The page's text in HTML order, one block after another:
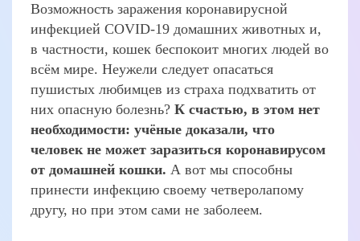
Возможность заражения коронавирусной
инфекцией COVID-19 домашних животных и,
в частности, кошек беспокоит многих людей во
всём мире. Неужели следует опасаться
пушистых любимцев из страха подхватить от
них опасную болезнь? К счастью, в этом нет
необходимости: учёные доказали, что
человек не может заразиться коронавирусом
от домашней кошки. А вот мы способны
принести инфекцию своему четверолапому
другу, но при этом сами не заболеем.